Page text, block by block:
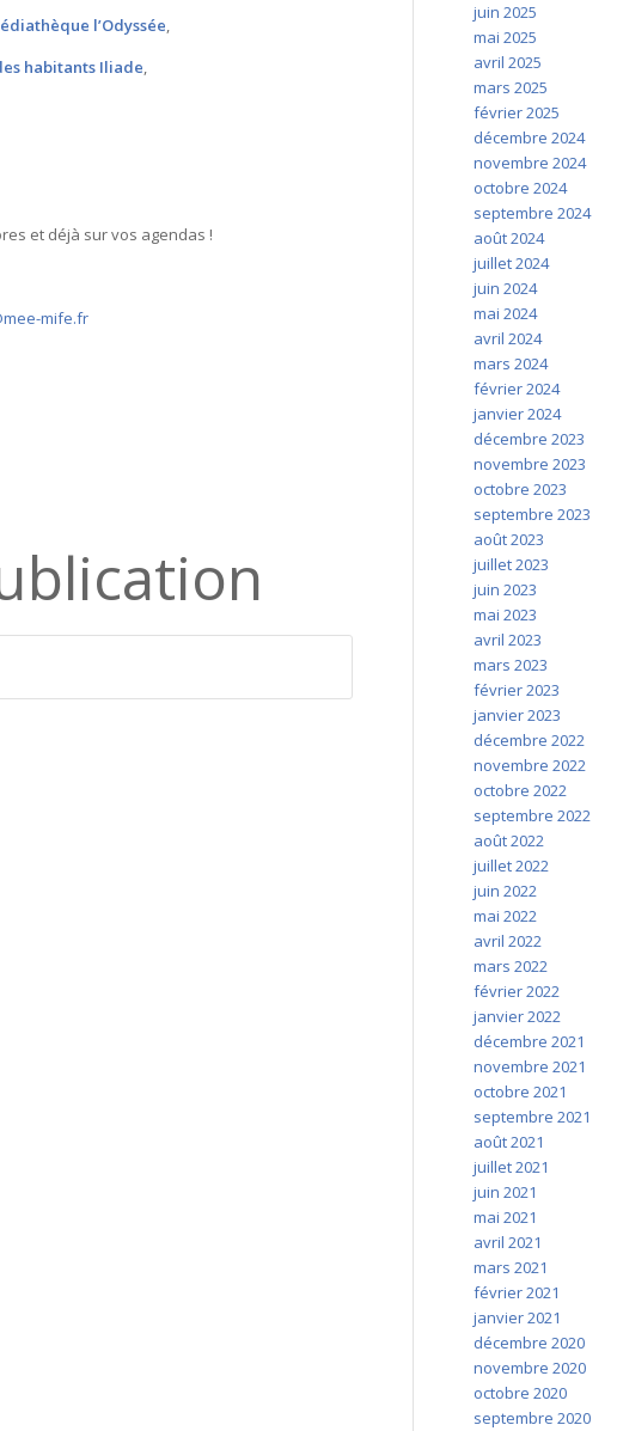
l’Odyssée,
habitants Iliade,
et déjà sur vos agendas !
mife.fr
juin 2025
mai 2025
avril 2025
mars 2025
février 2025
décembre 2024
novembre 2024
octobre 2024
septembre 2024
août 2024
juillet 2024
juin 2024
mai 2024
avril 2024
mars 2024
février 2024
janvier 2024
décembre 2023
novembre 2023
octobre 2023
septembre 2023
août 2023
juillet 2023
juin 2023
mai 2023
avril 2023
mars 2023
février 2023
janvier 2023
décembre 2022
novembre 2022
octobre 2022
septembre 2022
août 2022
juillet 2022
juin 2022
mai 2022
avril 2022
mars 2022
février 2022
janvier 2022
décembre 2021
novembre 2021
octobre 2021
septembre 2021
août 2021
juillet 2021
juin 2021
mai 2021
avril 2021
mars 2021
février 2021
janvier 2021
décembre 2020
novembre 2020
octobre 2020
septembre 2020